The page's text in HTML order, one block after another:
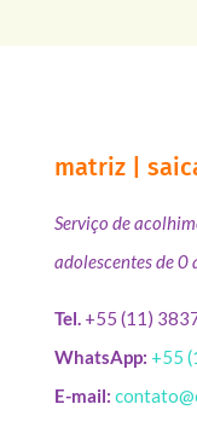
matriz |
Serviço de
adolescentes de 0
Tel.+55 (11)
WhatsApp: +55
E-mail: